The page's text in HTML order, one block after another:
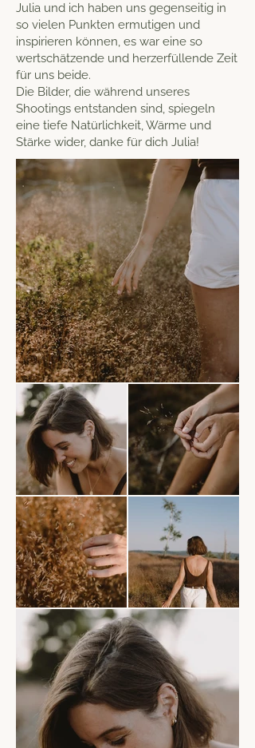
Julia und ich haben uns gegenseitig in
so vielen Punkten ermutigen und
inspirieren können, es war eine so
wertschätzende und herzerfüllende Zeit
für uns beide.
Die Bilder, die während unseres
Shootings entstanden sind, spiegeln
eine tiefe Natürlichkeit, Wärme und
Stärke wider, danke für dich Julia!